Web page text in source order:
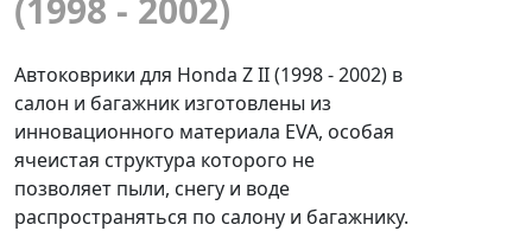
(1998 - 2002)
Автоковрики для Honda Z II (1998 - 2002) в
салон и багажник изготовлены из
инновационного материала EVA, особая
ячеистая структура которого не
позволяет пыли, снегу и воде
распространяться по салону и багажнику.